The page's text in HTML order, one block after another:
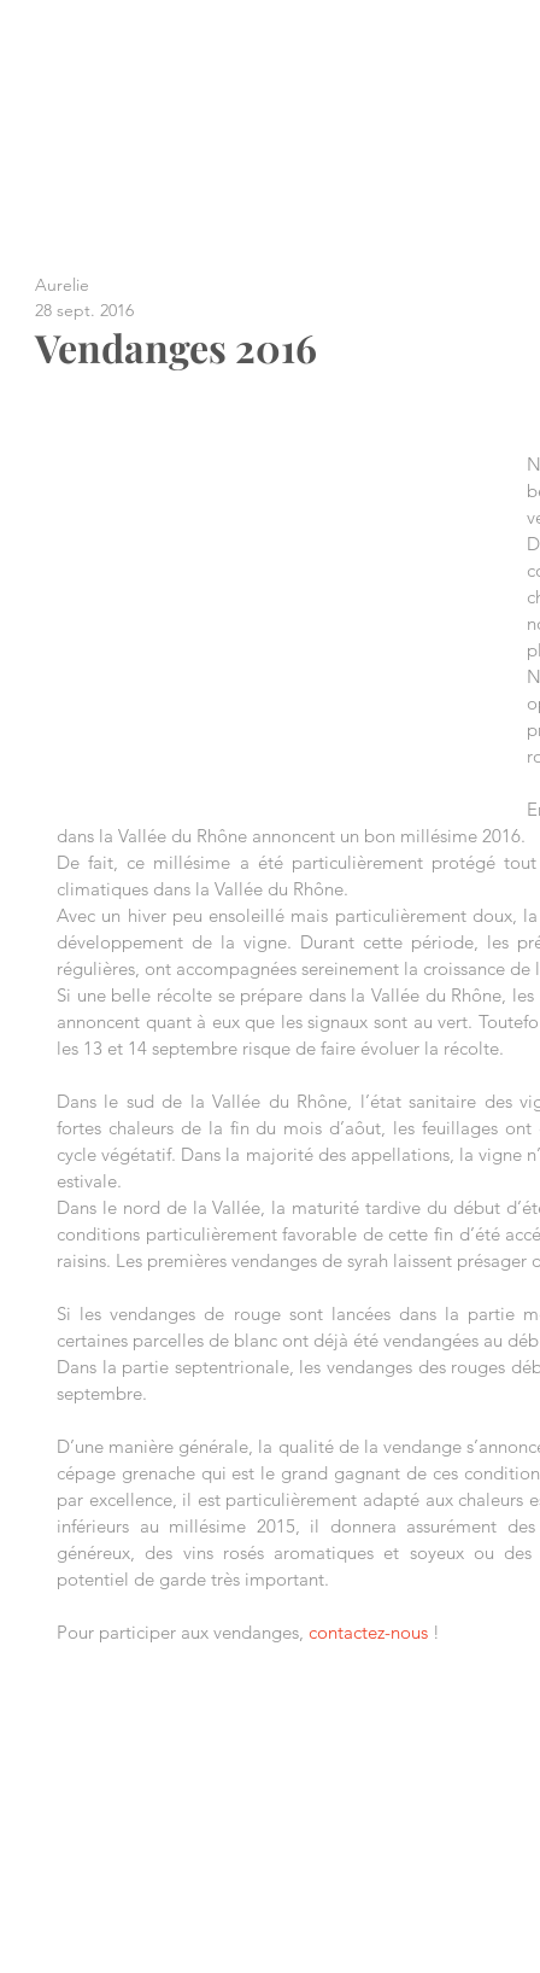
Vendanges 2016
Aurelie
28 sept. 2016
dans la Vallée du Rhône annoncent un bon millésime 2016.
De fait, ce millésime a été particulièrement protégé
climatiques dans la Vallée du Rhône.
Avec un hiver peu ensoleillé mais particulièrement doux,
développement de la vigne. Durant cette période, les
régulières, ont accompagnées sereinement la croissance de
Si une belle récolte se prépare dans la Vallée du Rhône,
annoncent quant à eux que les signaux sont au vert.
les 13 et 14 septembre risque de faire évoluer la récolte.
Dans le sud de la Vallée du Rhône, l’état sanitaire des
fortes chaleurs de la fin du mois d’aôut, les feuillages
cycle végétatif. Dans la majorité des appellations, la vigne
estivale.
Dans le nord de la Vallée, la maturité tardive du début
conditions particulièrement favorable de cette fin d’été
raisins. Les premières vendanges de syrah laissent présager
Si les vendanges de rouge sont lancées dans la partie
certaines parcelles de blanc ont déjà été vendangées au
Dans la partie septentrionale, les vendanges des rouges
septembre.
D’une manière générale, la qualité de la vendange
cépage grenache qui est le grand gagnant de ces
par excellence, il est particulièrement adapté aux chaleurs
inférieurs au millésime 2015, il donnera assurément
généreux, des vins rosés aromatiques et soyeux ou
potentiel de garde très important.
Pour participer aux vendanges, contactez-nous !